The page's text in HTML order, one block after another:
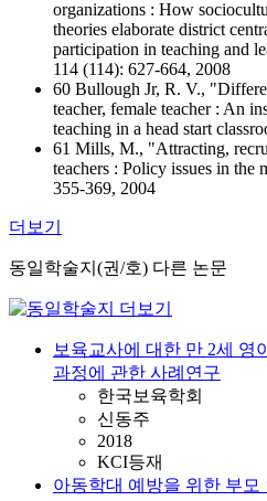
organizations : How
theories elaborate district
participation in teaching and
114 (114): 627-664, 2008
60 Bullough Jr, R. V.,
teacher, female teacher : An
teaching in a head start
61 Mills, M., "Attracting,
teachers : Policy issues in the
355-369, 2004
더보기
동일학술지(권/호) 다른 논문
보육교사에 대한 만 2세 영
과정에 관한 사례연구
한국보육학회
신동주
2018
KCI등재
아동학대 예방을 위한 부모